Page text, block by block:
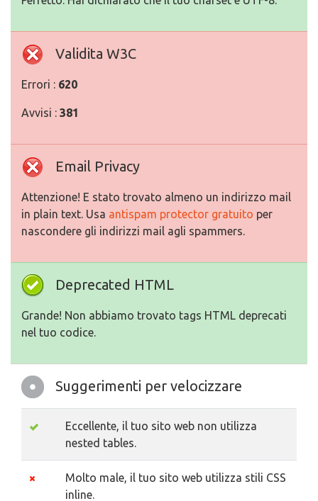
Validita W3C
Errori : 620
Avvisi : 381
Email Privacy
Attenzione! E stato trovato almeno un indirizzo mail
in plain text. Usa antispam protector gratuito per
nascondere gli indirizzi mail agli spammers.
Deprecated HTML
Grande! Non abbiamo trovato tags HTML deprecati
nel tuo codice.
Suggerimenti per velocizzare
Eccellente, il tuo sito web non utilizza
nested tables.
Molto male, il tuo sito web utilizza stili CSS
inline.